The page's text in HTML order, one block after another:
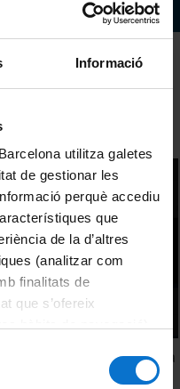
Informació
utilitza galetes
de gestionar les
perquè accediu
que
de la d’altres
(analitzar com
finalitats de
que s’ofereix
lloc web de la
Català de la Salut (ICS a